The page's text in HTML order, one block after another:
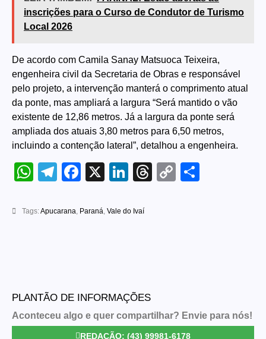
inscrições para o Curso de Condutor de Turismo
Local 2026
De acordo com Camila Sanay Matsuoca Teixeira,
engenheira civil da Secretaria de Obras e responsável
pelo projeto, a intervenção manterá o comprimento atual
da ponte, mas ampliará a largura “Será mantido o vão
existente de 12,86 metros. Já a largura da ponte será
ampliada dos atuais 3,80 metros para 6,50 metros,
incluindo a contenção lateral”, detalhou a engenheira.
WhatsApp
Telegram
Facebook
X LinkedIn
Threads
Copy
Tags:Apucarana, Paraná, Vale do Ivaí
PLANTÃO DE INFORMAÇÕES
Aconteceu algo e quer compartilhar? Envie para nós!
REDAÇÃO: (43) 99981-6178